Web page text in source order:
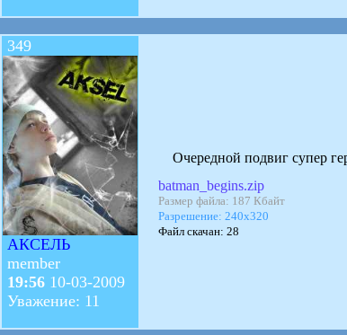
349
АКСЕЛЬ
member
19:56 10-03-2009
Уважение: 11
Очередной подвиг супер
batman_begins.zip
Размер файла: 187 Кбайт
Разрешение: 240x320
Файл скачан: 28